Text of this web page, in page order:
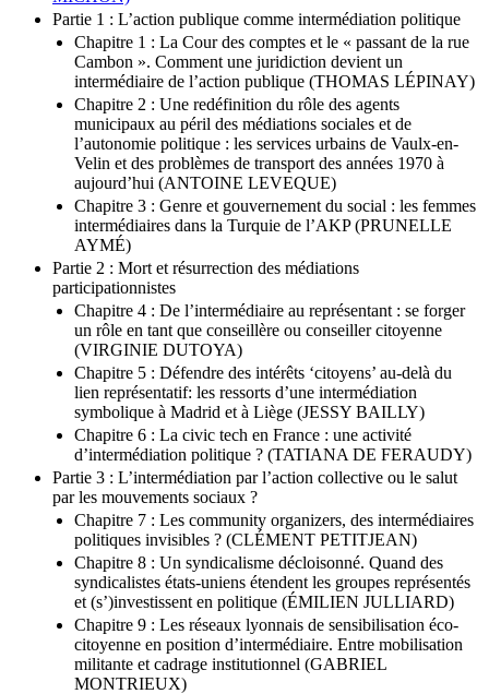
Partie 1 : L’action publique comme intermédiation politique
Chapitre 1 : La Cour des comptes et le « passant de la rue
Cambon ». Comment une juridiction devient un
intermédiaire de l’action publique (THOMAS LÉPINAY)
Chapitre 2 : Une redéfinition du rôle des agents
municipaux au péril des médiations sociales et de
l’autonomie politique : les services urbains de Vaulx-en-
Velin et des problèmes de transport des années 1970 à
aujourd’hui (ANTOINE LEVEQUE)
Chapitre 3 : Genre et gouvernement du social : les femmes
intermédiaires dans la Turquie de l’AKP (PRUNELLE
AYMÉ)
Partie 2 : Mort et résurrection des médiations
participationnistes
Chapitre 4 : De l’intermédiaire au représentant : se forger
un rôle en tant que conseillère ou conseiller citoyenne
(VIRGINIE DUTOYA)
Chapitre 5 : Défendre des intérêts ‘citoyens’ au-delà du
lien représentatif: les ressorts d’une intermédiation
symbolique à Madrid et à Liège (JESSY BAILLY)
Chapitre 6 : La civic tech en France : une activité
d’intermédiation politique ? (TATIANA DE FERAUDY)
Partie 3 : L’intermédiation par l’action collective ou le salut
par les mouvements sociaux ?
Chapitre 7 : Les community organizers, des intermédiaires
politiques invisibles ? (CLÉMENT PETITJEAN)
Chapitre 8 : Un syndicalisme décloisonné. Quand des
syndicalistes états-uniens étendent les groupes représentés
et (s’)investissent en politique (ÉMILIEN JULLIARD)
Chapitre 9 : Les réseaux lyonnais de sensibilisation éco-
citoyenne en position d’intermédiaire. Entre mobilisation
militante et cadrage institutionnel (GABRIEL
MONTRIEUX)